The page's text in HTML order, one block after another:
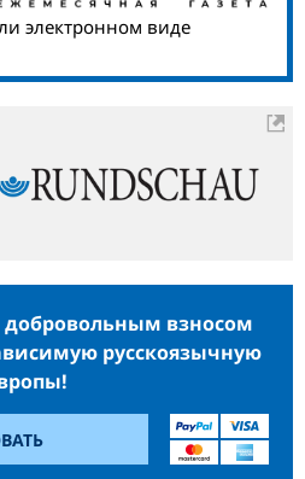
электронном виде
взносом
русскоязычную